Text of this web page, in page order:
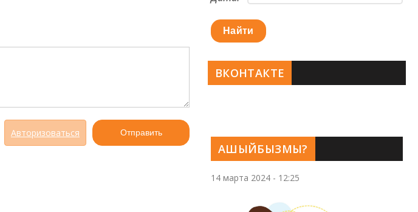
Авторизоваться Отправить
АШЫЙБЫЗМЫ?
14 марта 2024 - 12:25
Найти
ВКОНТАКТЕ